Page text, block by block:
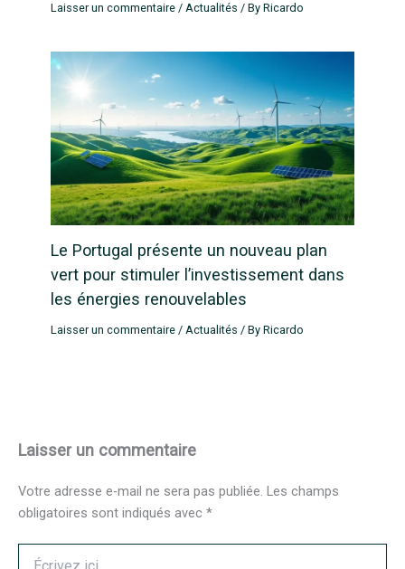
Laisser un commentaire /Actualités / ByRicardo
Le Portugal présente un nouveau plan
vert pour stimuler l’investissement dans
les énergies renouvelables
Laisser un commentaire /Actualités / ByRicardo
Laisser un commentaire
Votre adresse e-mail ne sera pas publiée. Les champs
obligatoires sont indiqués avec *